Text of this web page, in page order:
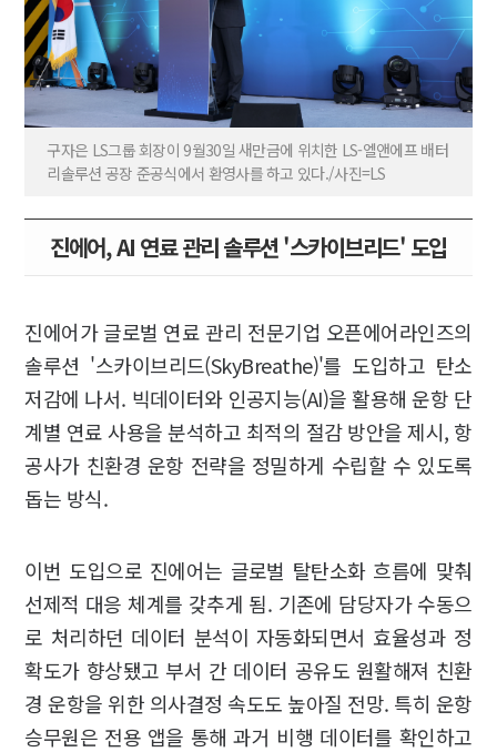
구자은 LS그룹 회장이 9월30일 새만금에 위치한 LS-엘앤에프 배터
리솔루션 공장 준공식에서 환영사를 하고 있다./사진=LS
진에어, AI 연료 관리 솔루션 '스카이브리드' 도입
진에어가 글로벌 연료 관리 전문기업 오픈에어라인즈의
솔루션 '스카이브리드(SkyBreathe)'를 도입하고 탄소
저감에 나서. 빅데이터와 인공지능(AI)을 활용해 운항 단
계별 연료 사용을 분석하고 최적의 절감 방안을 제시, 항
공사가 친환경 운항 전략을 정밀하게 수립할 수 있도록
돕는 방식.
이번 도입으로 진에어는 글로벌 탈탄소화 흐름에 맞춰
선제적 대응 체계를 갖추게 됨. 기존에 담당자가 수동으
로 처리하던 데이터 분석이 자동화되면서 효율성과 정
확도가 향상됐고 부서 간 데이터 공유도 원활해져 친환
경 운항을 위한 의사결정 속도도 높아질 전망. 특히 운항
승무원은 전용 앱을 통해 과거 비행 데이터를 확인하고